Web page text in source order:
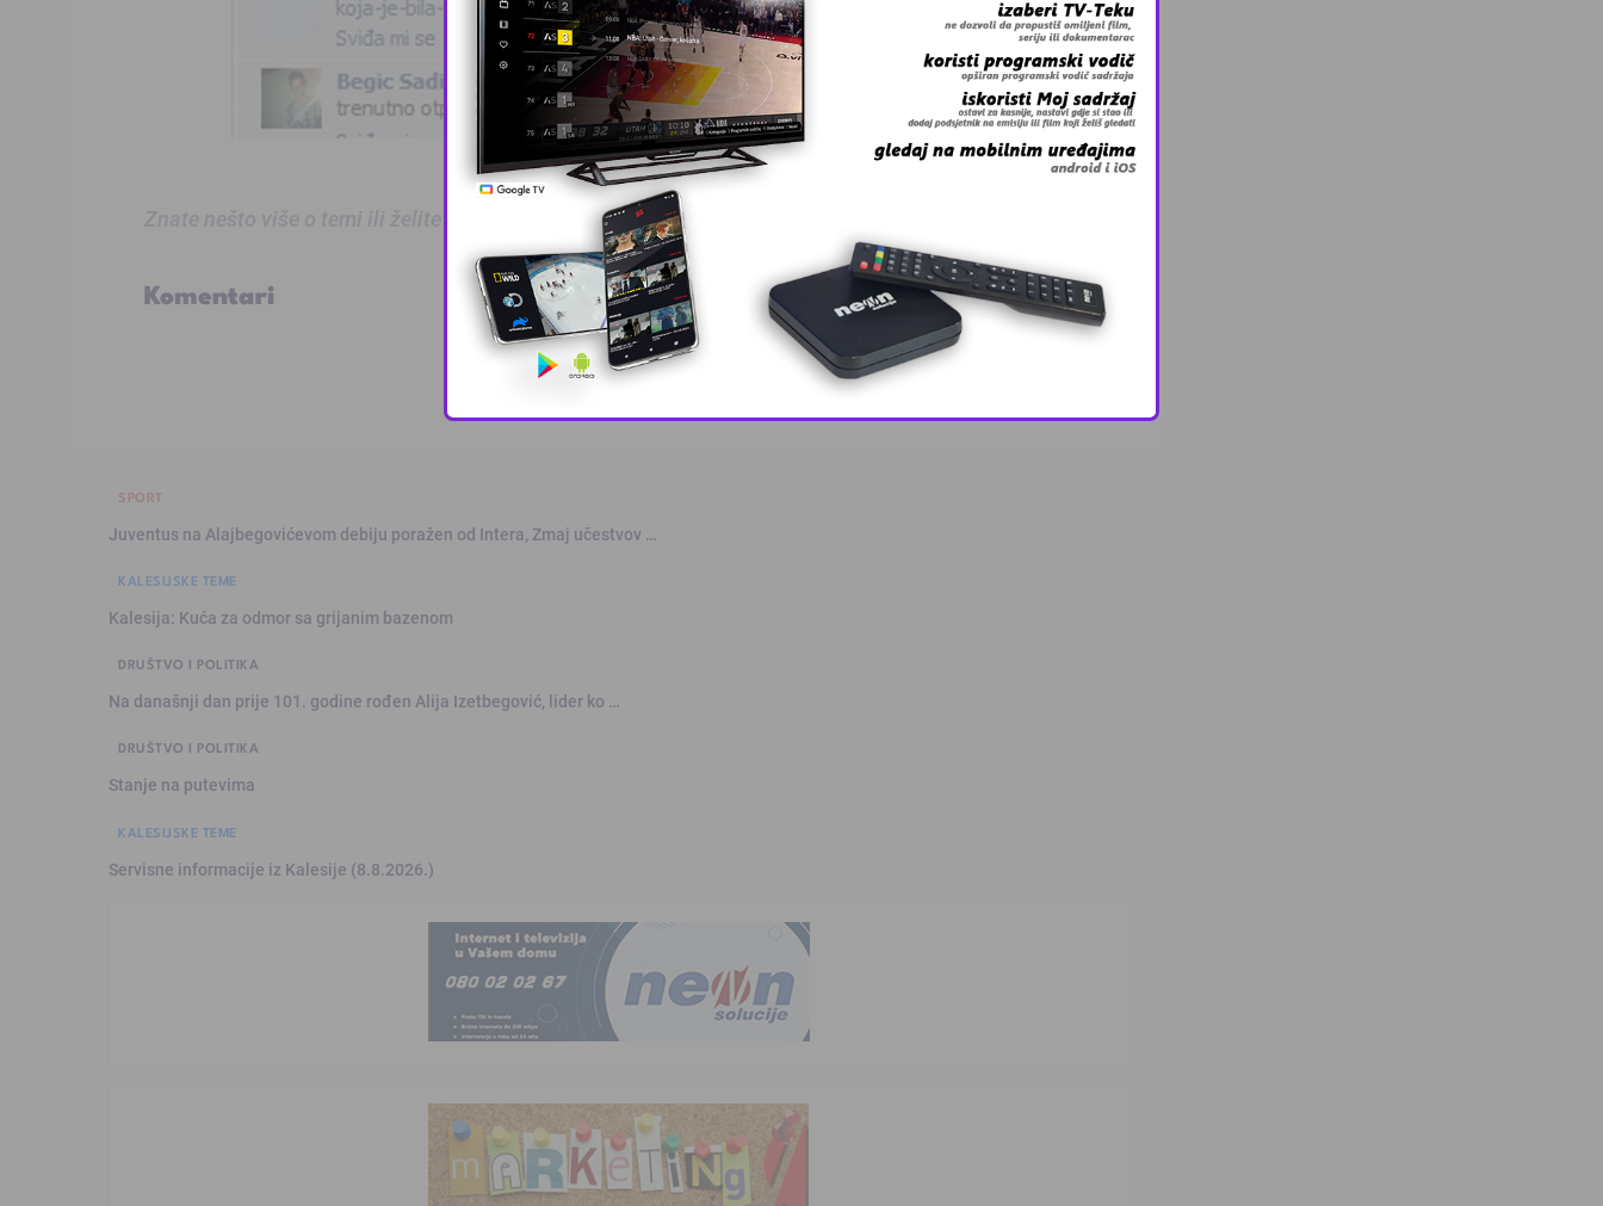
Znate nešto više o temi ili želite prijaviti grešku u tekstu?
Komentari
SPORT
Juventus na Alajbegovićevom debiju poražen od Intera, Zmaj učestvov …
KALESIJSKE TEME
Kalesija: Kuća za odmor sa grijanim bazenom
DRUŠTVO I POLITIKA
Na današnji dan prije 101. godine rođen Alija Izetbegović, lider ko …
DRUŠTVO I POLITIKA
Stanje na putevima
KALESIJSKE TEME
Servisne informacije iz Kalesije (8.8.2026.)